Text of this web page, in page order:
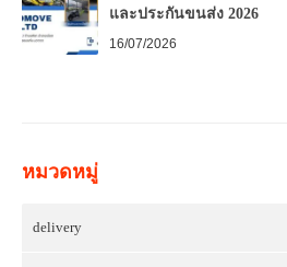
และประกันขนส่ง 2026
16/07/2026
หมวดหมู่
delivery